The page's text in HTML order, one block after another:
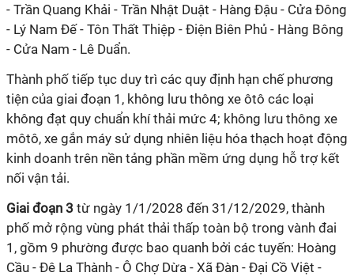
- Trần Quang Khải - Trần Nhật Duật - Hàng Đậu - Cửa Đông
- Lý Nam Đế - Tôn Thất Thiệp - Điện Biên Phủ - Hàng Bông
- Cửa Nam - Lê Duẩn.
Thành phố tiếp tục duy trì các quy định hạn chế phương
tiện của giai đoạn 1, không lưu thông xe ôtô các loại
không đạt quy chuẩn khí thải mức 4; không lưu thông xe
môtô, xe gắn máy sử dụng nhiên liệu hóa thạch hoạt động
kinh doanh trên nền tảng phần mềm ứng dụng hỗ trợ kết
nối vận tải.
Giai đoạn 3 từ ngày 1/1/2028 đến 31/12/2029, thành
phố mở rộng vùng phát thải thấp toàn bộ trong vành đai
1, gồm 9 phường được bao quanh bởi các tuyến: Hoàng
Cầu - Đê La Thành - Ô Chợ Dừa - Xã Đàn - Đại Cồ Việt -